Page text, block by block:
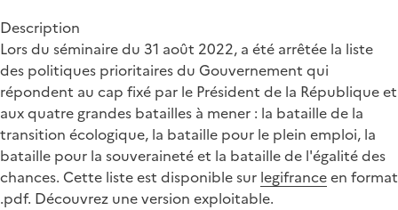
Description
Lors du séminaire du 31 août 2022, a été arrêtée la liste
des politiques prioritaires du Gouvernement qui
répondent au cap fixé par le Président de la République et
aux quatre grandes batailles à mener : la bataille de la
transition écologique, la bataille pour le plein emploi, la
bataille pour la souveraineté et la bataille de l'égalité des
chances. Cette liste est disponible sur legifranceen format
.pdf. Découvrez une version exploitable.